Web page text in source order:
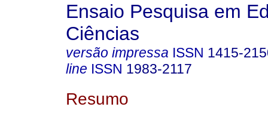
Ensaio Pesquisa em
Ciências
versão impressa ISSN 1415-
line ISSN 1983-2117
Resumo